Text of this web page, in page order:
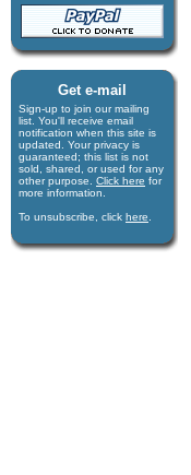
Get e-mail
Sign-up to join our mail­ing
list. You'll receive e­mail
notification when this site is
updated. Your privacy is
guaran­teed; this list is not
sold, shared, or used for any
other purpose. Click here for
more infor­mation.
To unsubscribe, click here